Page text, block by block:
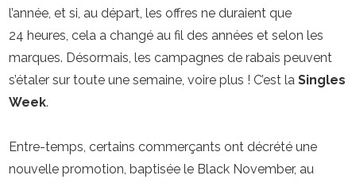
l’année, et si, au départ, les offres ne duraient que
24 heures, cela a changé au fil des années et selon les
marques. Désormais, les campagnes de rabais peuvent
s’étaler sur toute une semaine, voire plus ! C’est la Singles
Week.
Entre-temps, certains commerçants ont décrété une
nouvelle promotion, baptisée le Black November, au